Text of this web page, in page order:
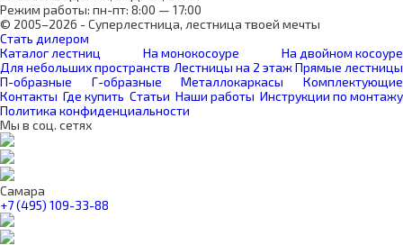
Режим работы: пн-пт: 8:00 — 17:00
© 2005–2026 - Суперлестница, лестница твоей мечты
Стать дилером
Каталог лестниц
На монокосоуре
На двойном косоуре
Для небольших пространств Лестницы на 2 этаж Прямые лестницы
П-образные
Г-образные Металлокаркасы
Комплектующие
Контакты Где купить Статьи Наши работы Инструкции по монтажу
Политика конфиденциальности
Мы в соц. сетях
Самара
+7 (495) 109-33-88